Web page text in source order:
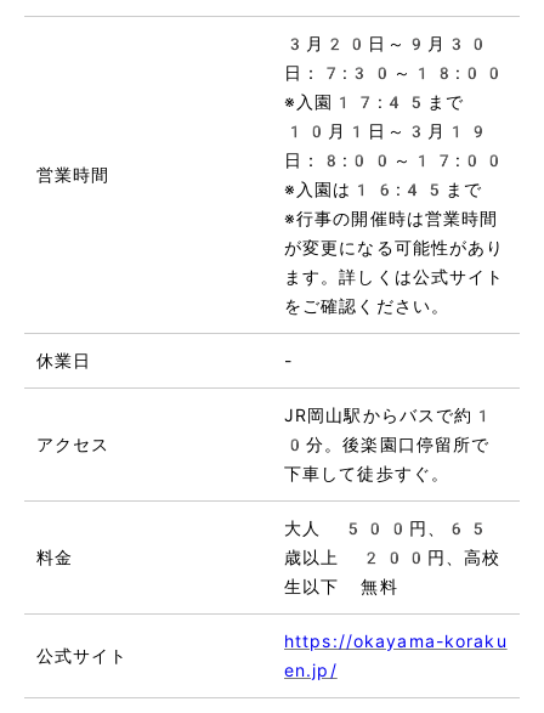
営業時間
3月20日～9月30
日：7:30～18:00
※入園17:45まで
10月1日～3月19
日：8:00～17:00
※入園は16:45まで
※行事の開催時は営業時間
が変更になる可能性があり
ます。詳しくは公式サイト
をご確認ください。
休業日 -
アクセス
JR岡山駅からバスで約1
0分。後楽園口停留所で
下車して徒歩すぐ。
料金
大人 500円、65
歳以上 200円、高校
生以下 無料
公式サイト
https://okayama-koraku
en.jp/